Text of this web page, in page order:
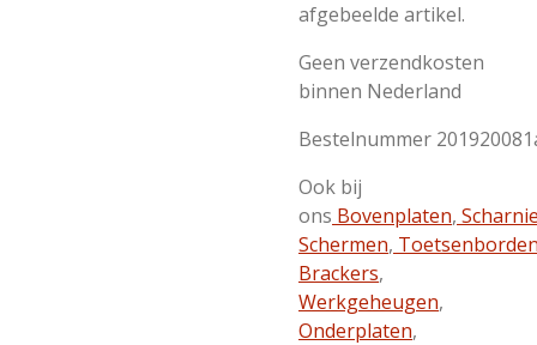
afgebeelde artikel.
Geen verzendkosten
binnen Nederland
Bestelnummer
Ook bij
ons Bovenplaten,
Schermen,
Brackers,
Werkgeheugen,
Onderplaten,